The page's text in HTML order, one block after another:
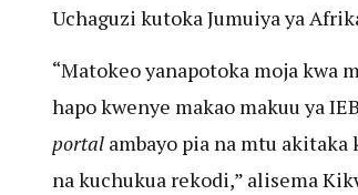
Uchaguzi kutoka Jumuiya ya
“Matokeo yanapotoka moja kwa
hapo kwenye makao makuu ya
portalambayo pia na mtu akitaka
na kuchukua rekodi,” alisema